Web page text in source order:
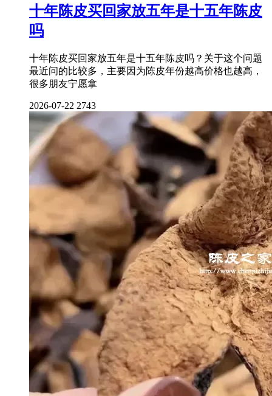
十年陈皮买回家放五年是十五年陈皮
吗
十年陈皮买回家放五年是十五年陈皮吗？关于这个问题
最近问的比较多，主要因为陈皮年份越高价格也越高，
很多朋友宁愿拿
2026-07-22 2743